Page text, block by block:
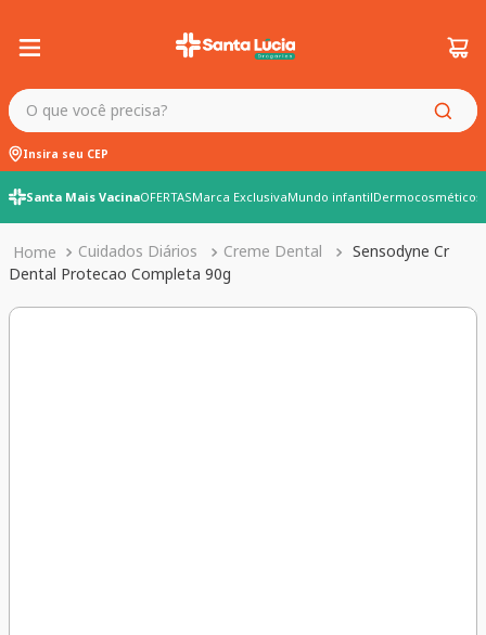
O que você precisa?
Insira seu CEP
Santa Mais VacinaOFERTASMarca ExclusivaMundo infantilDermocosméticos
Cuidados Diários Creme Dental
Sensodyne Cr
Dental Protecao Completa 90g